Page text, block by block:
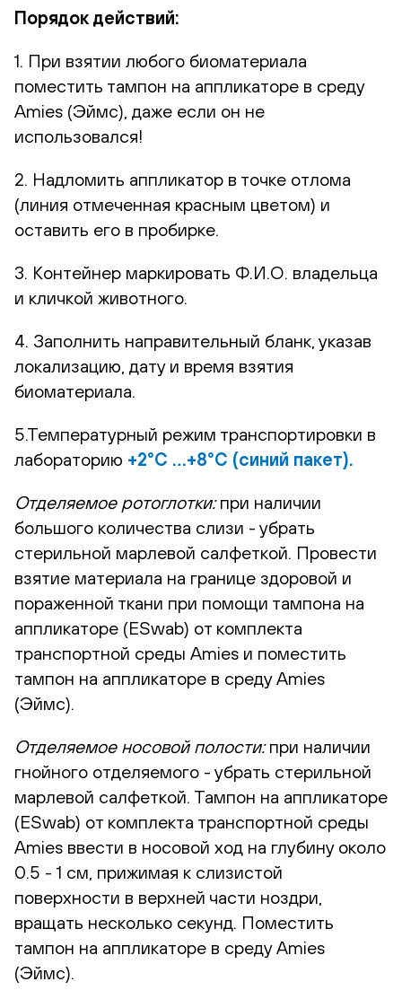
Порядок действий:
1. При взятии любого биоматериала
поместить тампон на аппликаторе в среду
Amies (Эймс), даже если он не
использовался!
2. Надломить аппликатор в точке отлома
(линия отмеченная красным цветом) и
оставить его в пробирке.
3. Контейнер маркировать Ф.И.О. владельца
и кличкой животного.
4. Заполнить направительный бланк, указав
локализацию, дату и время взятия
биоматериала.
5.Температурный режим транспортировки в
лабораторию +2°С …+8°С (синий пакет).
Отделяемое ротоглотки:при наличии
большого количества слизи - убрать
стерильной марлевой салфеткой. Провести
взятие материала на границе здоровой и
пораженной ткани при помощи тампона на
аппликаторе (ESwab) от комплекта
транспортной среды Amies и поместить
тампон на аппликаторе в среду Amies
(Эймс).
Отделяемое носовой полости:при наличии
гнойного отделяемого - убрать стерильной
марлевой салфеткой. Тампон на аппликаторе
(ESwab) от комплекта транспортной среды
Amies ввести в носовой ход на глубину около
0.5 - 1 см, прижимая к слизистой
поверхности в верхней части ноздри,
вращать несколько секунд. Поместить
тампон на аппликаторе в среду Amies
(Эймс).